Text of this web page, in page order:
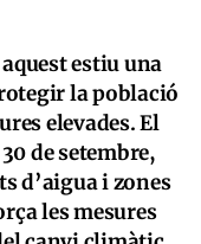
estiu una
la població
elevades. El
de setembre,
d’aigua i zones
les mesures